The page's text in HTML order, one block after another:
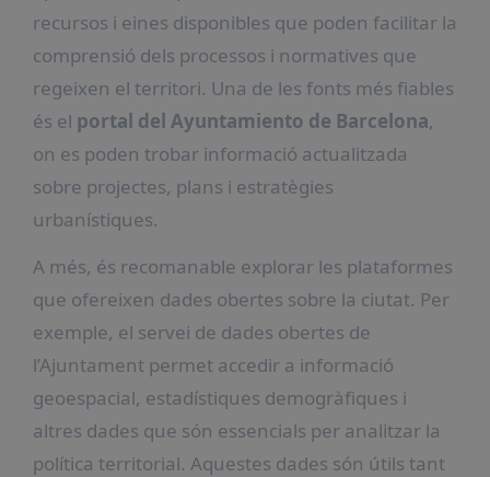
recursos i eines disponibles que poden facilitar la
comprensió dels processos i normatives que
regeixen el territori. Una de les fonts més fiables
és el portal del Ayuntamiento de Barcelona,
on es poden trobar informació actualitzada
sobre projectes, plans i estratègies
urbanístiques.
A més, és recomanable explorar les plataformes
que ofereixen dades obertes sobre la ciutat. Per
exemple, el servei de dades obertes de
l’Ajuntament permet accedir a informació
geoespacial, estadístiques demogràfiques i
altres dades que són essencials per analitzar la
política territorial. Aquestes dades són útils tant